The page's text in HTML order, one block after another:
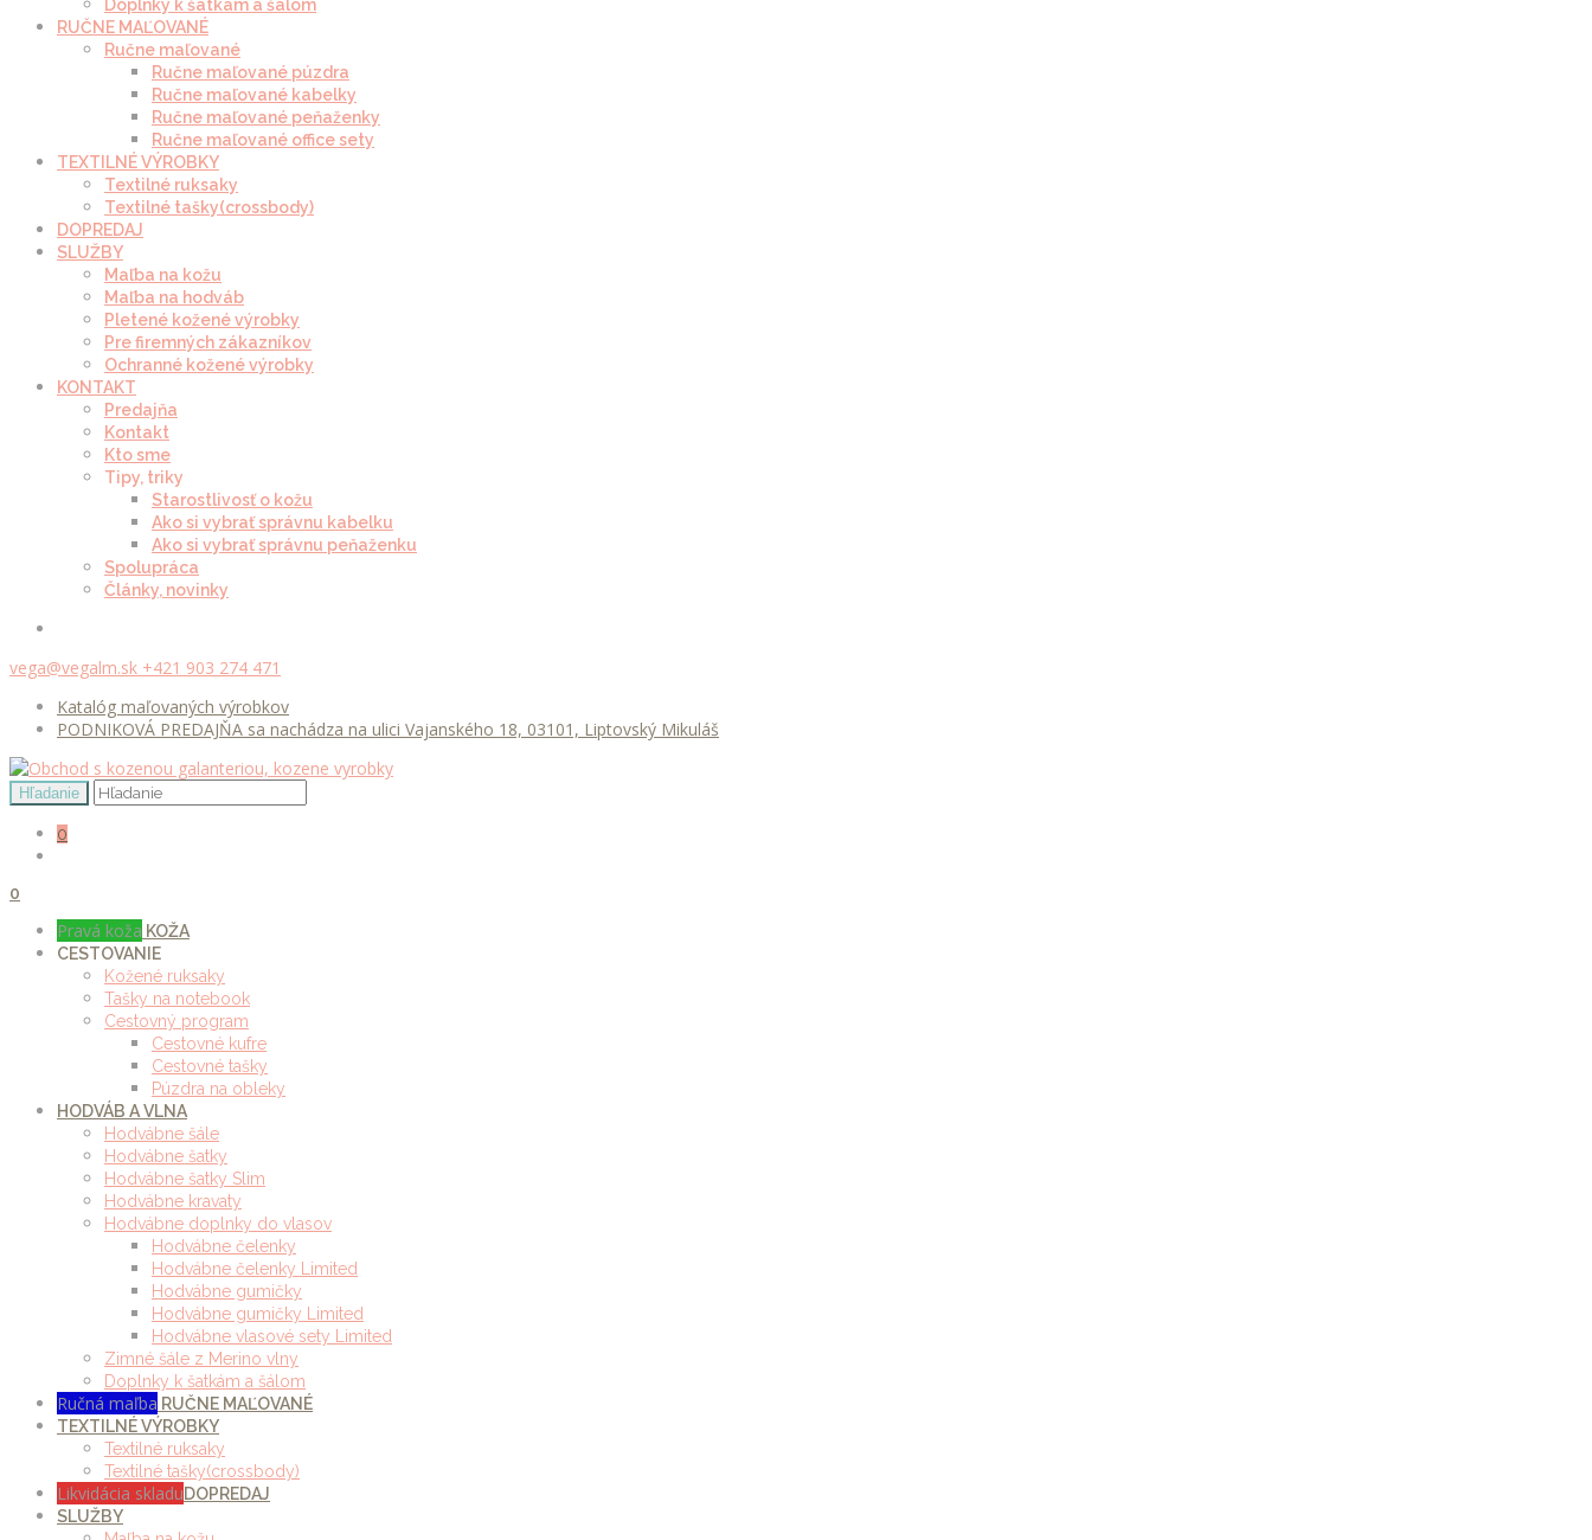
Doplnky k šatkám a šálom
RUČNE MAĽOVANÉ
Ručne maľované
Ručne maľované púzdra
Ručne maľované kabelky
Ručne maľované peňaženky
Ručne maľované office sety
TEXTILNÉ VÝROBKY
Textilné ruksaky
Textilné tašky(crossbody)
DOPREDAJ
SLUŽBY
Maľba na kožu
Maľba na hodváb
Pletené kožené výrobky
Pre firemných zákazníkov
Ochranné kožené výrobky
KONTAKT
Predajňa
Kontakt
Kto sme
Tipy, triky
Starostlivosť o kožu
Ako si vybrať správnu kabelku
Ako si vybrať správnu peňaženku
Spolupráca
Články, novinky
vega@vegalm.sk +421 903 274 471
Katalóg maľovaných výrobkov
PODNIKOVÁ PREDAJŇA sa nachádza na ulici Vajanského 18, 03101, Liptovský Mikuláš
0
0
Pravá koža KOŽA
CESTOVANIE
Kožené ruksaky
Tašky na notebook
Cestovný program
Cestovné kufre
Cestovné tašky
Púzdra na obleky
HODVÁB A VLNA
Hodvábne šále
Hodvábne šatky
Hodvábne šatky Slim
Hodvábne kravaty
Hodvábne doplnky do vlasov
Hodvábne čelenky
Hodvábne čelenky Limited
Hodvábne gumičky
Hodvábne gumičky Limited
Hodvábne vlasové sety Limited
Zimné šále z Merino vlny
Doplnky k šatkám a šálom
Ručná maľba RUČNE MAĽOVANÉ
TEXTILNÉ VÝROBKY
Textilné ruksaky
Textilné tašky(crossbody)
Likvidácia skladuDOPREDAJ
SLUŽBY